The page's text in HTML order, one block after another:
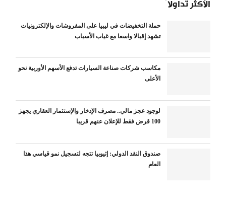
الأكثر تداولاً
حملة التخفيضات في ليبيا على المفروشات والإلكترونيات
تشهد إقبالا واسعا مع غياب الأسباب
مكاسب شركات صناعة السيارات تدفع الأسهم الأوربية نحو
الأعلى
لوجود عجز مالي.. مصرف الإدخار والإستثمار العقاري يجهز
100 قرض فقط للإعلان عنهم قريبا
صندوق النقد الدولي: إثيوبيا تتجه لتسجيل نمو قياسي هذا
العام